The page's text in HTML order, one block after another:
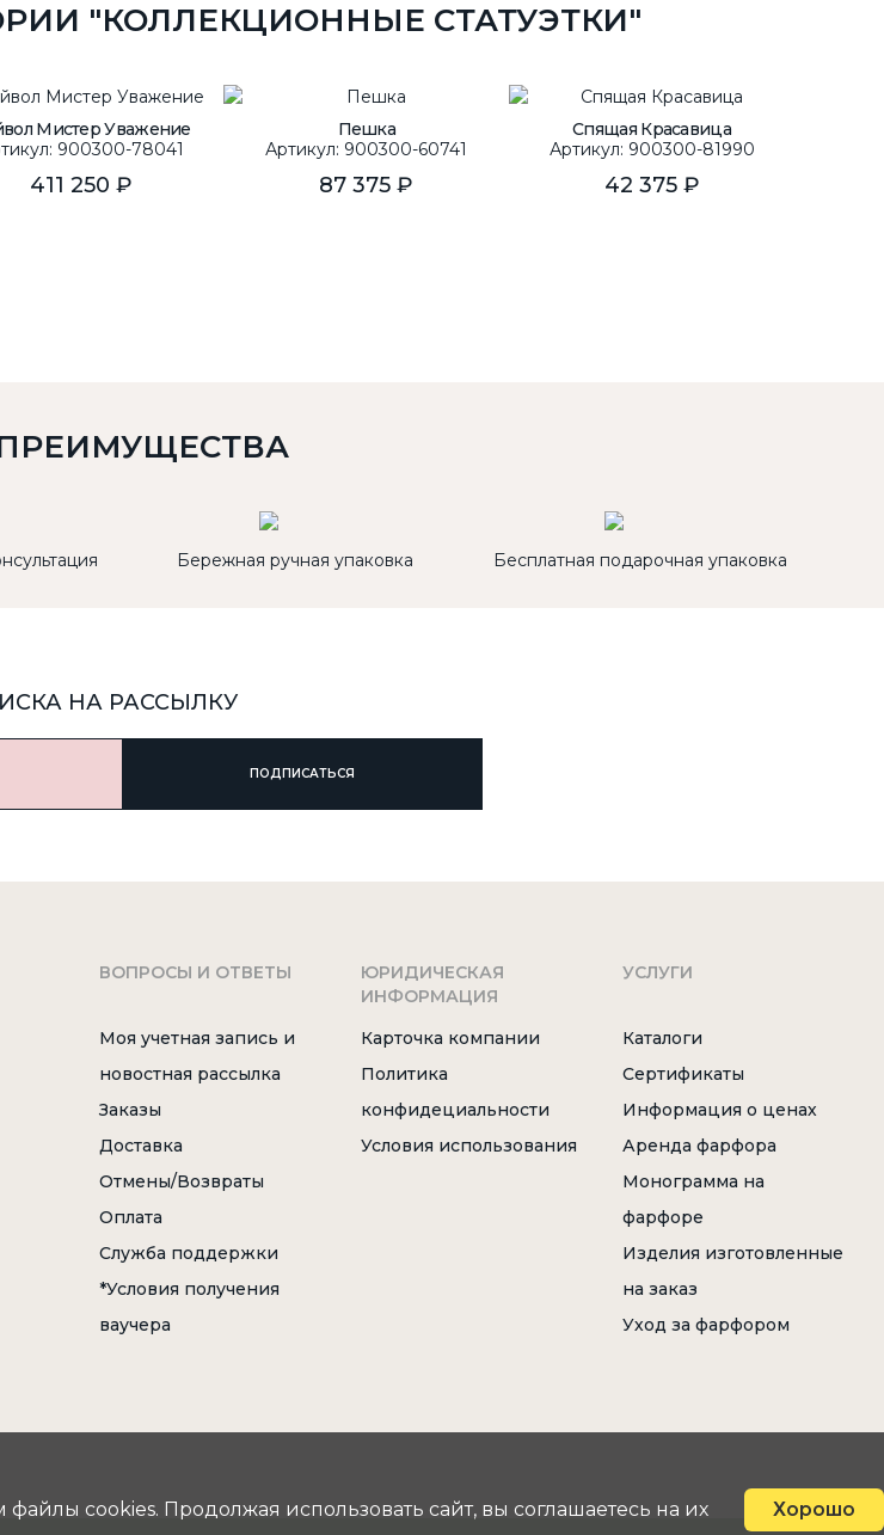
"КОЛЛЕКЦИОННЫЕ СТАТУЭТКИ"
Мистер Уважение
900300-78041
411 250 ₽
Пешка
Артикул: 900300-60741
87 375 ₽
Спящая Красавица
Артикул: 900300-81990
42 375 ₽
Бережная ручная упаковка Бесплатная подарочная упаковка
НА РАССЫЛКУ
ПОДПИСАТЬСЯ
ВОПРОСЫ И ОТВЕТЫ
Моя учетная запись и
новостная рассылка
Заказы
Доставка
Отмены/Возвраты
Оплата
Служба поддержки
*Условия получения
ваучера
ЮРИДИЧЕСКАЯ
ИНФОРМАЦИЯ
Карточка компании
Политика
конфидециальности
Условия использования
УСЛУГИ
Каталоги
Сертификаты
Информация о ценах
Аренда фарфора
Монограмма на
фарфоре
Изделия изготовленные
на заказ
Уход за фарфором
cookies. Продолжая использовать сайт, вы соглашаетесь на их
Хорошо